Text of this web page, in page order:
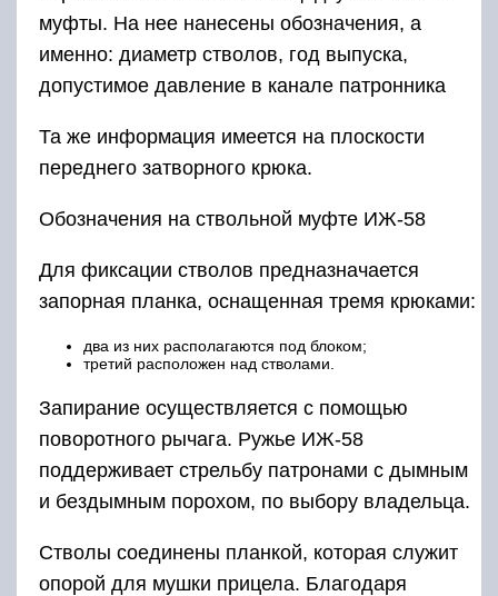
муфты. На нее нанесены обозначения, а
именно: диаметр стволов, год выпуска,
допустимое давление в канале патронника
Та же информация имеется на плоскости
переднего затворного крюка.
Обозначения на ствольной муфте ИЖ-58
Для фиксации стволов предназначается
запорная планка, оснащенная тремя крюками:
два из них располагаются под блоком;
третий расположен над стволами.
Запирание осуществляется с помощью
поворотного рычага. Ружье ИЖ-58
поддерживает стрельбу патронами с дымным
и бездымным порохом, по выбору владельца.
Стволы соединены планкой, которая служит
опорой для мушки прицела. Благодаря